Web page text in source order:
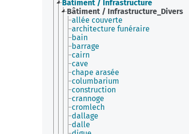
Bâtiment / Infrastructure
Bâtiment / Infrastructure_Divers
allée couverte
architecture funéraire
bain
barrage
cairn
cave
chape arasée
columbarium
construction
crannoge
cromlech
dallage
dalle